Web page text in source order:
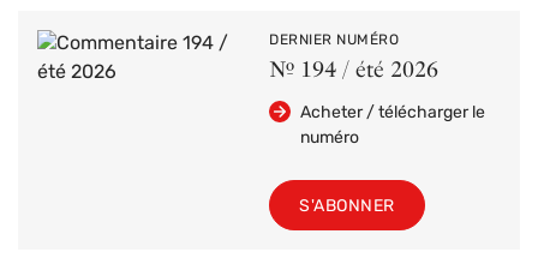
DERNIER NUMÉRO
Nº 194 / été 2026
Acheter / télécharger le
numéro
S'ABONNER